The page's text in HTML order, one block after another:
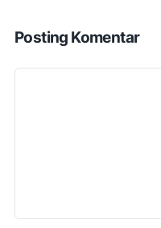
Posting Komentar